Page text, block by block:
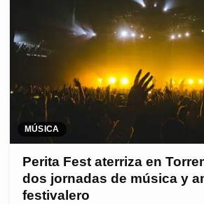
MÚSICA
Perita Fest aterriza en
dos jornadas de música y
festivalero